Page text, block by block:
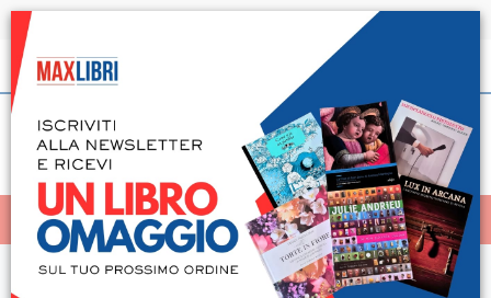
Spedizione in 24h per tutti i libri disponibili
Italiano
< Home
MENÙ